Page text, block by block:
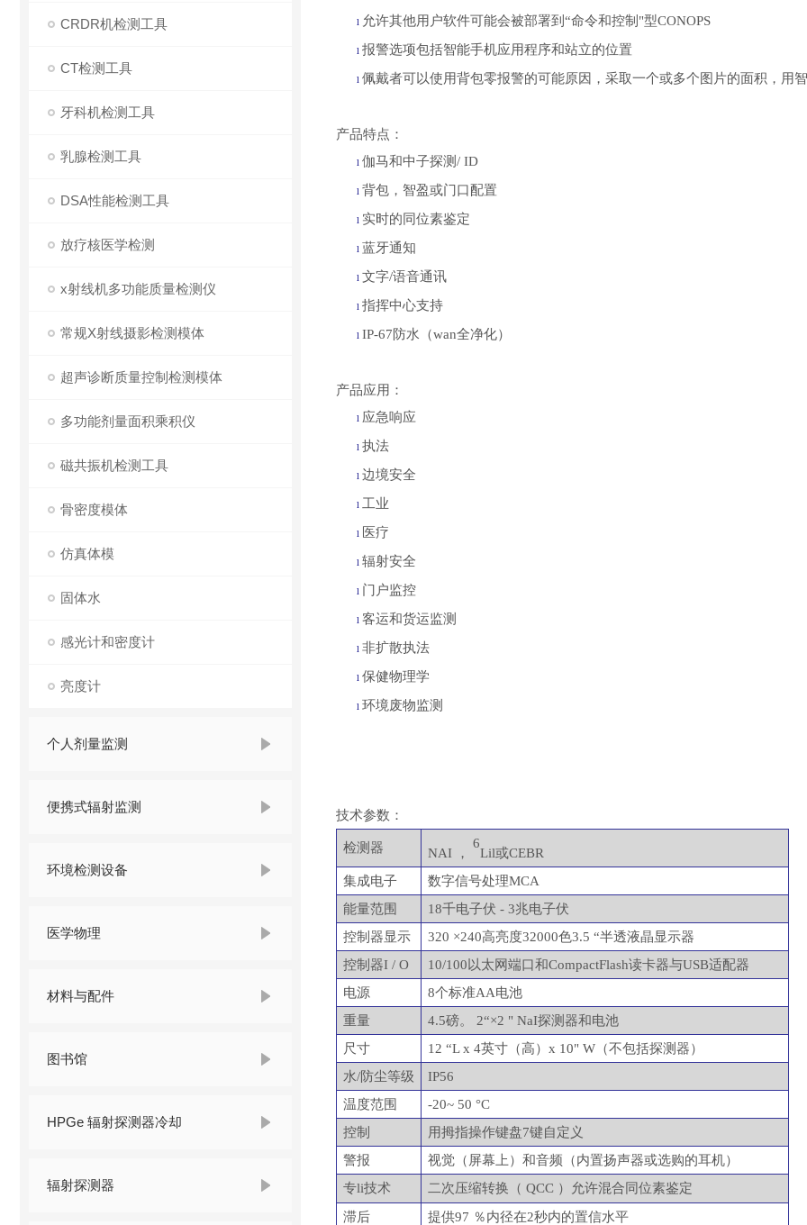
CRDR机检测工具
CT检测工具
牙科机检测工具
乳腺检测工具
DSA性能检测工具
放疗核医学检测
x射线机多功能质量检测仪
常规X射线摄影检测模体
超声诊断质量控制检测模体
多功能剂量面积乘积仪
磁共振机检测工具
骨密度模体
仿真体模
固体水
感光计和密度计
亮度计
个人剂量监测
便携式辐射监测
环境检测设备
医学物理
材料与配件
图书馆
HPGe 辐射探测器冷却
辐射探测器
l 允许其他用户软件可能会被部署到 “命令和控制"型CONOPS
l 报警选项包括智能手机应用程序和站立的位置
l 佩戴者可以使用背包零报警的可能原因，采取一个或多个图片的面积，用
产品特点：
l 伽马和中子探测/ ID
l 背包，智盈或门口配置
l 实时的同位素鉴定
l 蓝牙通知
l 文字/语音通讯
l 指挥中心支持
l IP-67防水（wan全净化）
产品应用：
l 应急响应
l 执法
l 边境安全
l 工业
l 医疗
l 辐射安全
l 门户监控
l 客运和货运监测
l 非扩散执法
l 保健物理学
l 环境废物监测
技术参数：
检测器 NAI ，
6
Lil或CEBR
集成电子
数字信号处理MCA
能量范围
18千电子伏 - 3兆电子伏
控制器显示
320 ×240高亮度32000色3.5 “半透液晶显示器
控制器I / O
10/100以太网端口和CompactFlash读卡器与USB适配器
电源
8个标准AA电池
重量
4.5磅。 2“×2 " NaI探测器和电池
尺寸
12 “L x 4英寸（高）x 10" W（不包括探测器）
水/防尘等级
IP56
温度范围
-20~ 50 °C
控制
用拇指操作键盘7键自定义
警报
视觉（屏幕上）和音频（内置扬声器或选购的耳机）
专li技术
二次压缩转换（ QCC ）允许混合同位素鉴定
滞后
提供97 ％内径在2秒内的置信水平